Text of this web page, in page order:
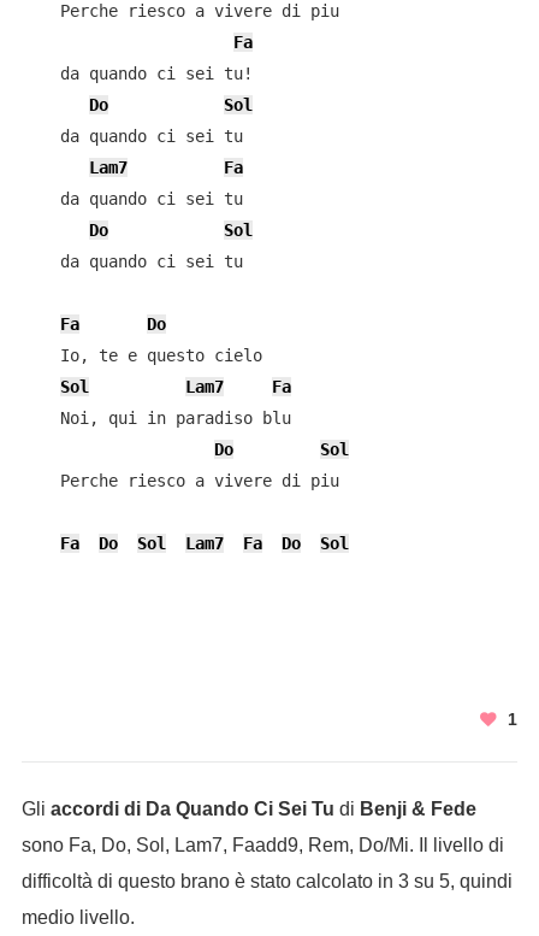
    Perche riesco a vivere di piu
Fa
    da quando ci sei tu!
Do
Sol
    da quando ci sei tu
Lam7
Fa
    da quando ci sei tu
Do
Sol
    da quando ci sei tu
Fa
Do
    Io, te e questo cielo
Sol
Lam7
Fa
    Noi, qui in paradiso blu
Do
Sol
    Perche riesco a vivere di piu
Fa Do Sol Lam7 Fa Do Sol
1
Gli accordi di Da Quando Ci Sei Tu di Benji & Fede
sono Fa, Do, Sol, Lam7, Faadd9, Rem, Do/Mi. Il livello di
difficoltà di questo brano è stato calcolato in 3 su 5, quindi
medio livello.